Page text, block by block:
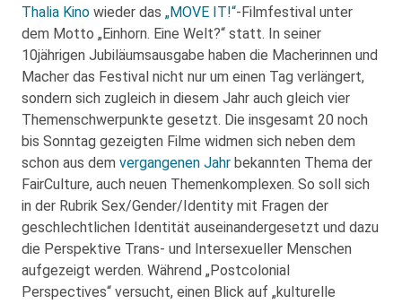
Thalia Kino wieder das „MOVE IT!“-Filmfestival unter
dem Motto „Einhorn. Eine Welt?“ statt. In seiner
10jährigen Jubiläumsausgabe haben die Macherinnen und
Macher das Festival nicht nur um einen Tag verlängert,
sondern sich zugleich in diesem Jahr auch gleich vier
Themenschwerpunkte gesetzt. Die insgesamt 20 noch
bis Sonntag gezeigten Filme widmen sich neben dem
schon aus dem vergangenen Jahr bekannten Thema der
FairCulture, auch neuen Themenkomplexen. So soll sich
in der Rubrik Sex/Gender/Identity mit Fragen der
geschlechtlichen Identität auseinandergesetzt und dazu
die Perspektive Trans- und Intersexueller Menschen
aufgezeigt werden. Während „Postcolonial
Perspectives“ versucht, einen Blick auf „kulturelle